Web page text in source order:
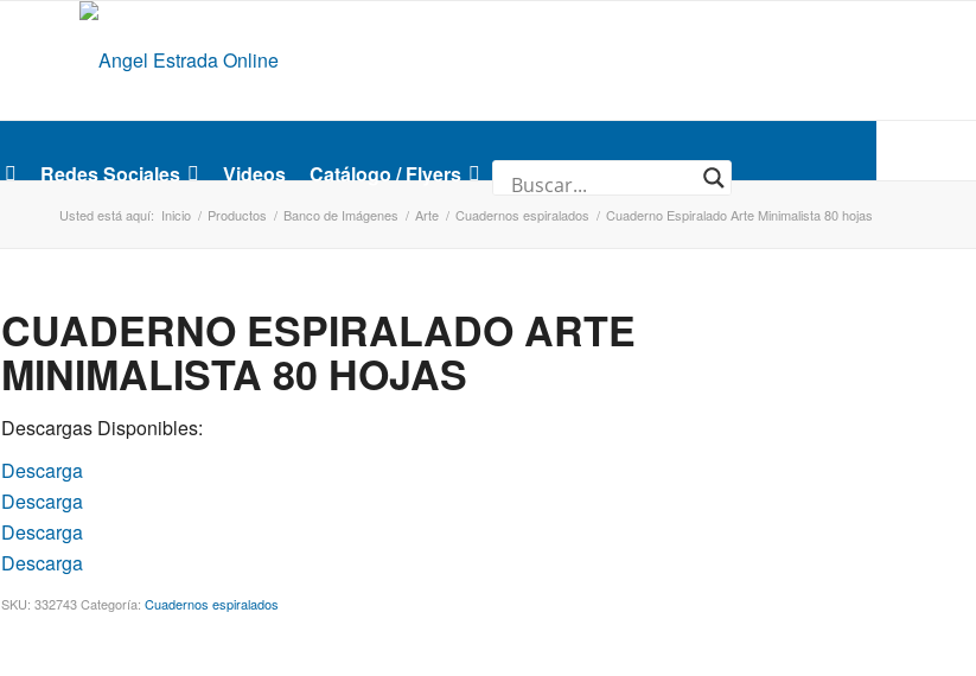
Redes Sociales Videos
Catálogo / Flyers
Usted está aquí: Inicio / Productos / Banco de Imágenes / Arte / Cuadernos espiralados / Cuaderno Espiralado Arte Minimalista 80 hojas
CUADERNO ESPIRALADO ARTE
MINIMALISTA 80 HOJAS
Descargas Disponibles:
Descarga
Descarga
Descarga
Descarga
SKU: 332743Categoría: Cuadernos espiralados